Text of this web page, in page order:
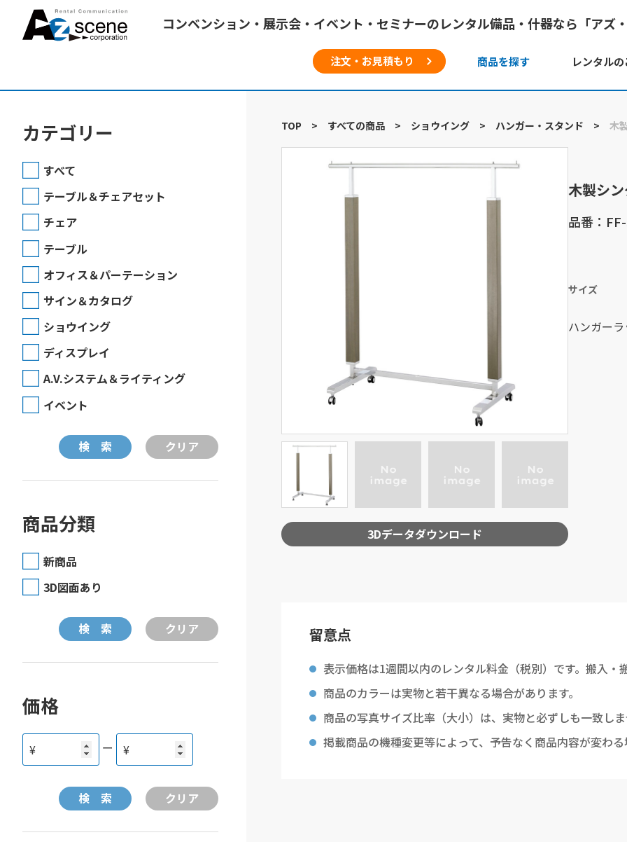
コンベンション・展示会・イベント・セミナーのレンタル備品・什器なら「アズ
注文・お見積もり 商品を探す レンタル
カテゴリー
すべて
テーブル＆チェアセット
チェア
テーブル
オフィス＆パーテーション
サイン＆カタログ
ショウイング
ディスプレイ
A.V.システム＆ライティング
イベント
商品分類
新商品
3D図面あり
価格
¥ ー ¥
TOP > すべての商品 > ショウイング > ハンガー・スタンド > 木
3Dデータダウンロード
木製シ
品番：
サイズ
ハンガー
留意点
表示価格は1週間以内のレンタル料金（税別）です。搬入・
商品のカラーは実物と若干異なる場合があります。
商品の写真サイズ比率（大小）は、実物と必ずしも一致し
掲載商品の機種変更等によって、予告なく商品内容が変わ